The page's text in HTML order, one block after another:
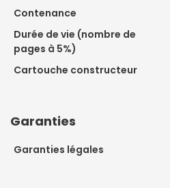
Contenance
Durée de vie (nombre de
pages à 5%)
Cartouche constructeur
Garanties
Garanties légales